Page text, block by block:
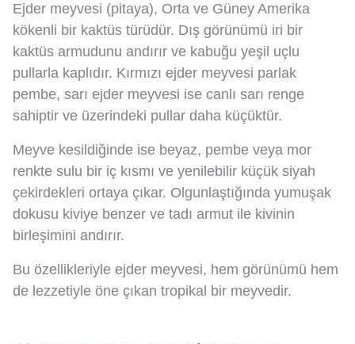
Ejder meyvesi (pitaya), Orta ve Güney Amerika
kökenli bir kaktüs türüdür. Dış görünümü iri bir
kaktüs armudunu andırır ve kabuğu yeşil uçlu
pullarla kaplıdır. Kırmızı ejder meyvesi parlak
pembe, sarı ejder meyvesi ise canlı sarı renge
sahiptir ve üzerindeki pullar daha küçüktür.
Meyve kesildiğinde ise beyaz, pembe veya mor
renkte sulu bir iç kısmı ve yenilebilir küçük siyah
çekirdekleri ortaya çıkar. Olgunlaştığında yumuşak
dokusu kiviye benzer ve tadı armut ile kivinin
birleşimini andırır.
Bu özellikleriyle ejder meyvesi, hem görünümü hem
de lezzetiyle öne çıkan tropikal bir meyvedir.